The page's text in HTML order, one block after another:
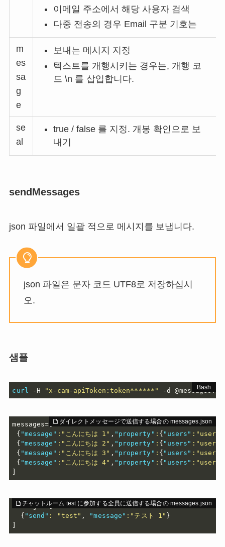
이메일 주소에서 해당 사용자 검색
다중 전송의 경우 Email 구분 기호는
m
es
sa
g
e
보내는 메시지 지정
텍스트를 개행시키는 경우는, 개행 코
드 \n 를 삽입합니다.
se
al
true / false 를 지정. 개봉 확인으로 보
내기
sendMessages
json 파일에서 일괄 적으로 메시지를 보냅니다.
json 파일은 문자 코드 UTF8로 저장하십시
오.
샘플
curl -H "x-cam-apiToken:token******" -d
messages=
{ "message" : "こんにちは 1" , "property" : { "users" :
{ "message" : "こんにちは 2" , "property" : { "users" :
{ "message" : "こんにちは 3" , "property" : { "users" :
{ "message" : "こんにちは 4" , "property" : { "users" :
messages=[
{ "send" : "test" , "message" : "テスト 1" }